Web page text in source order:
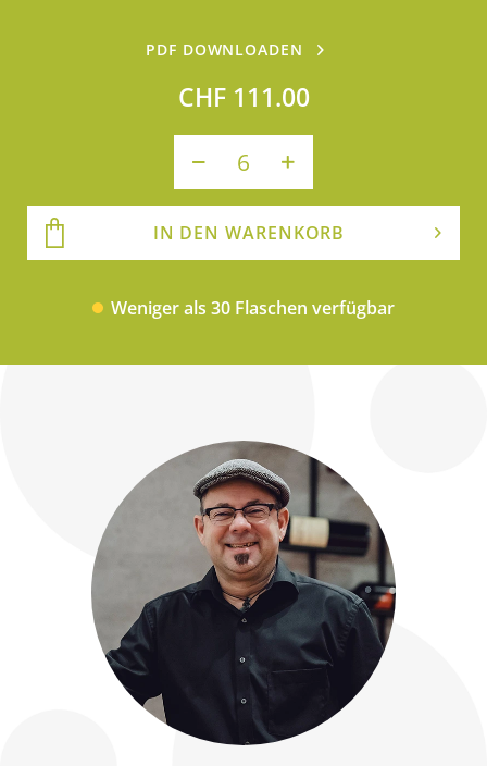
PDF DOWNLOADEN
CHF 111.00
IN DEN WARENKORB
Weniger als 30 Flaschen verfügbar